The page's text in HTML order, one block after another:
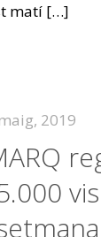
matí[…]
2019